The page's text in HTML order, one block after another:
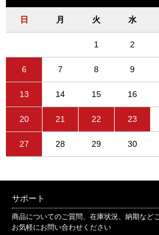
日 月 火 水
1 2
6 7 8 9
13 14 15 16
20 21 22 23
27 28 29 30
サポート
商品についてのご質問、在庫状況、納期など
お気軽にお問い合わせください